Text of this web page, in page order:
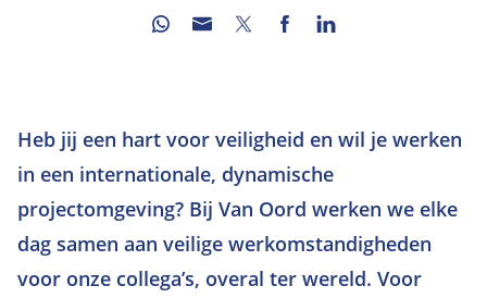
Heb jij een hart voor veiligheid en wil je werken
in een internationale, dynamische
projectomgeving? Bij Van Oord werken we elke
dag samen aan veilige werkomstandigheden
voor onze collega’s, overal ter wereld. Voor